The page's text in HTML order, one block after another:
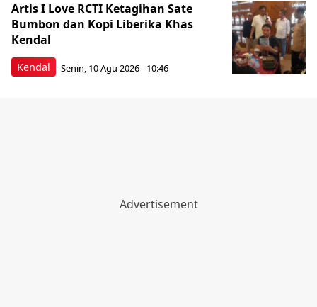
Kendal
Artis I Love RCTI Ketagihan Sate
Bumbon dan Kopi Liberika Khas
Kendal
Senin, 10 Agu 2026 - 10:46